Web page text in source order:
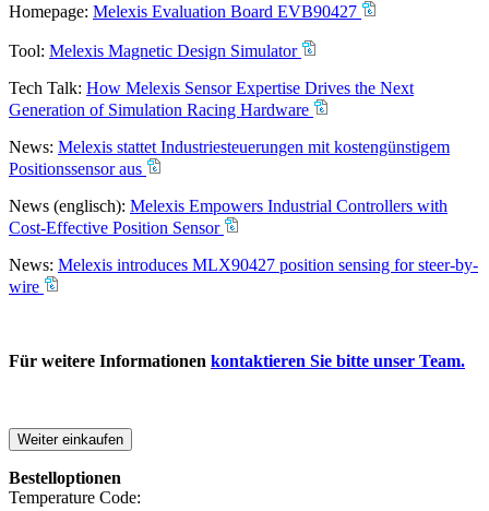
Homepage: Melexis Evaluation Board EVB90427
Tool: Melexis Magnetic Design Simulator
Tech Talk: How Melexis Sensor Expertise Drives the Next
Generation of Simulation Racing Hardware
News: Melexis stattet Industriesteuerungen mit kostengünstigem
Positionssensor aus
News (englisch): Melexis Empowers Industrial Controllers with
Cost-Effective Position Sensor
News: Melexis introduces MLX90427 position sensing for steer-by-
wire
Für weitere Informationen kontaktieren Sie bitte unser Team.
Weiter einkaufen
Bestelloptionen
Temperature Code: